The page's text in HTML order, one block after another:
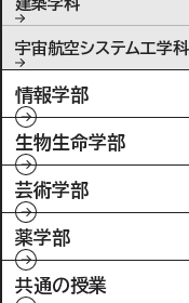
建築学科
宇宙航空システム工学科
情報学部
生物生命学部
芸術学部
薬学部
共通の授業